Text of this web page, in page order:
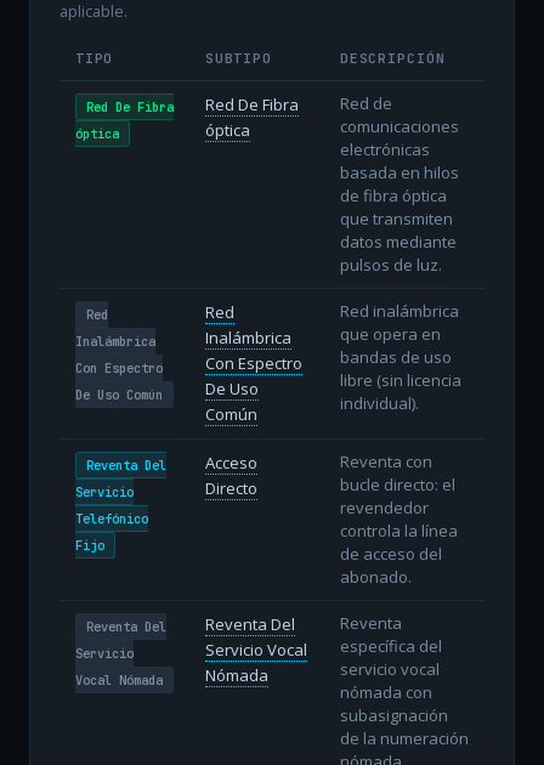
aplicable.
TIPO SUBTIPO DESCRIPCIÓN
Red De Fibra
óptica
Red De Fibra
óptica
Red de
comunicaciones
electrónicas
basada en hilos
de fibra óptica
que transmiten
datos mediante
pulsos de luz.
Red
Inalámbrica
Con Espectro
De Uso Común
Red
Inalámbrica
Con Espectro
De Uso
Común
Red inalámbrica
que opera en
bandas de uso
libre (sin licencia
individual).
Reventa Del
Servicio
Telefónico
Fijo
Acceso
Directo
Reventa con
bucle directo: el
revendedor
controla la línea
de acceso del
abonado.
Reventa Del
Servicio
Vocal Nómada
Reventa Del
Servicio Vocal
Nómada
Reventa
específica del
servicio vocal
nómada con
subasignación
de la numeración